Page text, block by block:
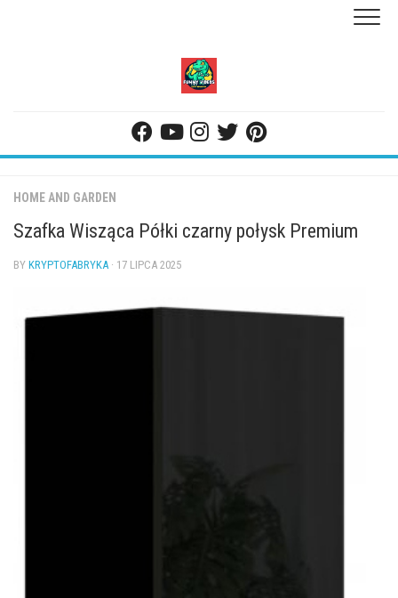
HOME AND GARDEN
Szafka Wisząca Półki czarny połysk Premium
BY KRYPTOFABRYKA · 17 LIPCA 2025